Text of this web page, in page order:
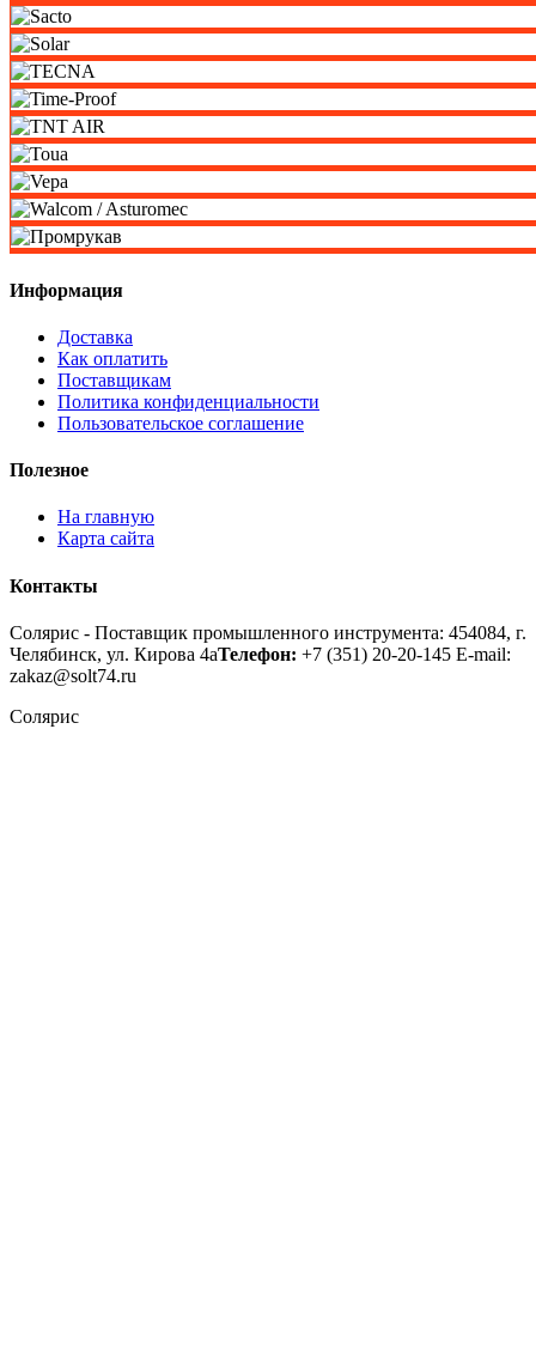
Информация
Доставка
Как оплатить
Поставщикам
Политика конфиденциальности
Пользовательское соглашение
Полезное
На главную
Карта сайта
Контакты
Солярис - Поставщик промышленного инструмента: 454084, г.
Челябинск, ул. Кирова 4аТелефон: +7 (351) 20-20-145 E-mail:
zakaz@solt74.ru
Солярис